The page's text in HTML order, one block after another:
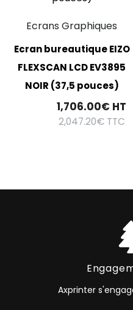
Ecrans Graphiques
Ecran bureautique EIZO
FLEXSCAN LCD EV3895
NOIR (37,5 pouces)
1,706.00€ HT
2,047.20€TTC
Axprinter